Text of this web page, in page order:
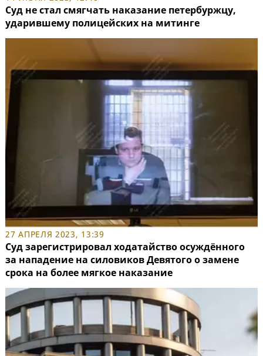
Суд не стал смягчать наказание петербуржцу,
ударившему полицейских на митинге
27 АПРЕЛЯ 2023, 13:39
Суд зарегистрировал ходатайство осуждённого
за нападение на силовиков Девятого о замене
срока на более мягкое наказание